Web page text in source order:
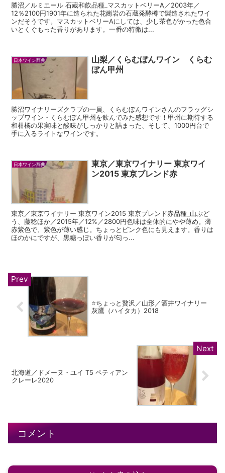
勝沼／ルミエール 石蔵和飲品種_マスカットベリーA／2003年／
12％2100円1901年に造られた花崗岩の石蔵発酵樽で製造されたワイ
ンだそうです。マスカットベリーAにしては、少し茶色がかった色合
いとくぐもった香りがあります。一番の特徴は...
日本ワイン辞典
山梨／くらむぼんワイン くらむ
ぼん甲州
勝沼ワイナリーズクラブの一員、くらむぼんワインさんのフラッグシ
ップワイン・くらむぼん甲州を飲んでみた感想です！甲州に期待する
和柑橘の果実味と酸味がしっかりと詰まった、そして、1000円台で
手に入るライトなワインです。
日本ワイン辞典
東京／東京ワイナリー 東京ワイ
ン2015 東京ブレンド赤
東京／東京ワイナリー 東京ワイン2015 東京ブレンド赤品種_山ぶど
う、藤稔ほか／2015年／12%／2800円色味は全体的にやや薄め。薄
赤紫色で、紫色が薄い感じ。ちょっとピンク色にも見えます。香りは
ほのかにですが、黒糖っぽい香りが匂っ...
⭐️ちょっと贅沢／山形／酒井ワイナリー
灰鷹（ハイタカ）2018
北海道／ドメーヌ・ユイ T5 ペティアン
クレーレ2020
コメント